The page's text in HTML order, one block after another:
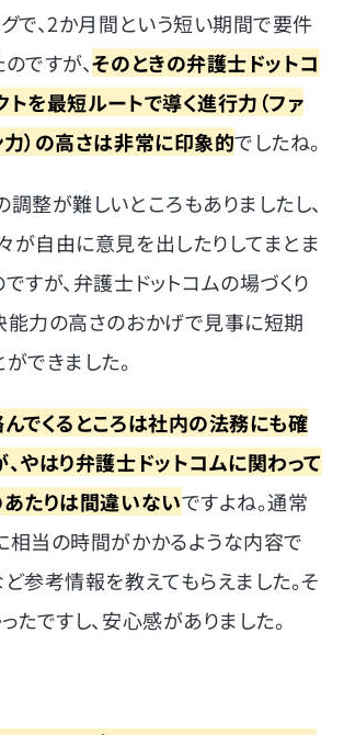
で、2か月間という短い期間で要件
ですが、そのときの弁護士ドットコ
を最短ルートで導く進行力（ファ
力）の高さは非常に印象的でしたね。
整が難しいところもありましたし、
が自由に意見を出したりしてまとま
すが、弁護士ドットコムの場づくり
能力の高さのおかげで見事に短期
できました。
でくるところは社内の法務にも確
やはり弁護士ドットコムに関わって
あたりは間違いないですよね。通常
相当の時間がかかるような内容で
参考情報を教えてもらえました。そ
たですし、安心感がありました。